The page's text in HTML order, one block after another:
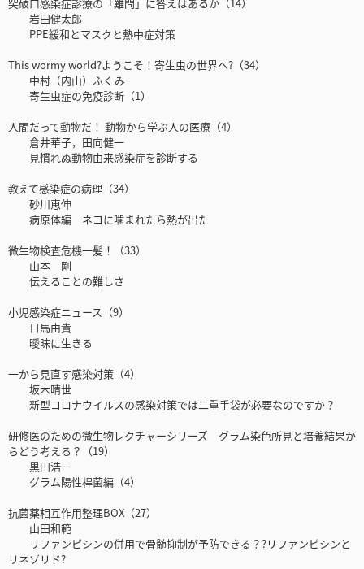
岩田健太郎
PPE緩和とマスクと熱中症対策
This wormy world?ようこそ！寄生虫の世界へ?（34）
中村（内山）ふくみ
寄生虫症の免疫診断（1）
人間だって動物だ！ 動物から学ぶ人の医療（4）
倉井華子，田向健一
見慣れぬ動物由来感染症を診断する
教えて感染症の病理（34）
砂川恵伸
病原体編 ネコに噛まれたら熱が出た
微生物検査危機一髪！（33）
山本 剛
伝えることの難しさ
小児感染症ニュース（9）
日馬由貴
曖昧に生きる
一から見直す感染対策（4）
坂木晴世
新型コロナウイルスの感染対策では二重手袋が必要なのですか？
研修医のための微生物レクチャーシリーズ グラム染色所見と培養結果か
らどう考える？（19）
黒田浩一
グラム陽性桿菌編（4）
抗菌薬相互作用整理BOX（27）
山田和範
リファンピシンの併用で骨髄抑制が予防できる？?リファンピシンと
リネゾリド?